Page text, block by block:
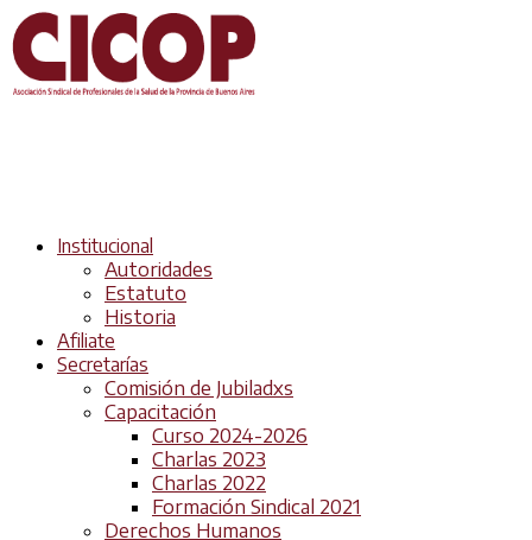
Institucional
Autoridades
Estatuto
Historia
Afiliate
Secretarías
Comisión de Jubiladxs
Capacitación
Curso 2024-2026
Charlas 2023
Charlas 2022
Formación Sindical 2021
Derechos Humanos